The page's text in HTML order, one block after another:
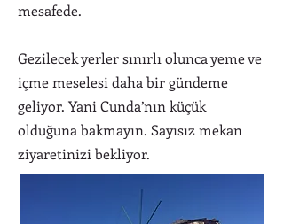
mesafede.
Gezilecek yerler sınırlı olunca yeme ve
içme meselesi daha bir gündeme
geliyor. Yani Cunda’nın küçük
olduğuna bakmayın. Sayısız mekan
ziyaretinizi bekliyor.